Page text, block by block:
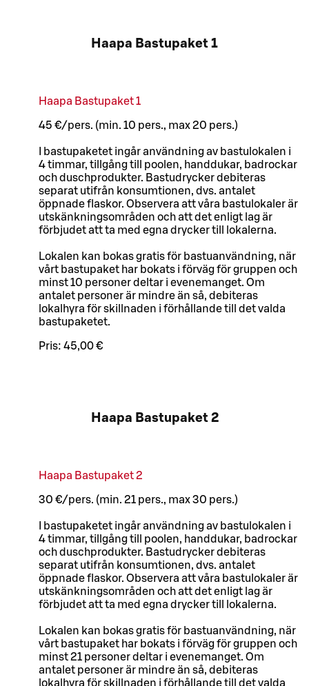
Haapa Bastupaket 1
Haapa Bastupaket 1
45 €/pers. (min. 10 pers., max 20 pers.)
I bastupaketet ingår användning av bastulokalen i
4 timmar, tillgång till poolen, handdukar, badrockar
och duschprodukter. Bastudrycker debiteras
separat utifrån konsumtionen, dvs. antalet
öppnade flaskor. Observera att våra bastulokaler är
utskänkningsområden och att det enligt lag är
förbjudet att ta med egna drycker till lokalerna.
Lokalen kan bokas gratis för bastuanvändning, när
vårt bastupaket har bokats i förväg för gruppen och
minst 10 personer deltar i evenemanget. Om
antalet personer är mindre än så, debiteras
lokalhyra för skillnaden i förhållande till det valda
bastupaketet.
Pris: 45,00 €
Haapa Bastupaket 2
Haapa Bastupaket 2
30 €/pers. (min. 21 pers., max 30 pers.)
I bastupaketet ingår användning av bastulokalen i
4 timmar, tillgång till poolen, handdukar, badrockar
och duschprodukter. Bastudrycker debiteras
separat utifrån konsumtionen, dvs. antalet
öppnade flaskor. Observera att våra bastulokaler är
utskänkningsområden och att det enligt lag är
förbjudet att ta med egna drycker till lokalerna.
Lokalen kan bokas gratis för bastuanvändning, när
vårt bastupaket har bokats i förväg för gruppen och
minst 21 personer deltar i evenemanget. Om
antalet personer är mindre än så, debiteras
lokalhyra för skillnaden i förhållande till det valda